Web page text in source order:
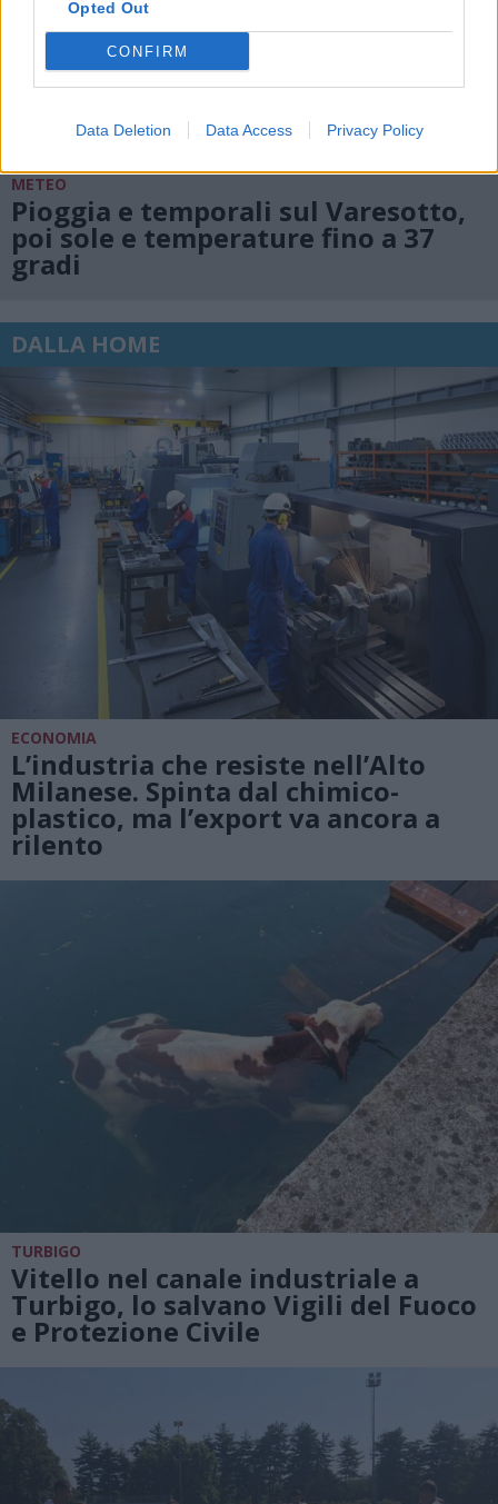
Opted Out
CONFIRM
Data Deletion Data Access Privacy Policy
METEO
Pioggia e temporali sul Varesotto,
poi sole e temperature fino a 37
gradi
DALLA HOME
ECONOMIA
L’industria che resiste nell’Alto
Milanese. Spinta dal chimico-
plastico, ma l’export va ancora a
rilento
TURBIGO
Vitello nel canale industriale a
Turbigo, lo salvano Vigili del Fuoco
e Protezione Civile